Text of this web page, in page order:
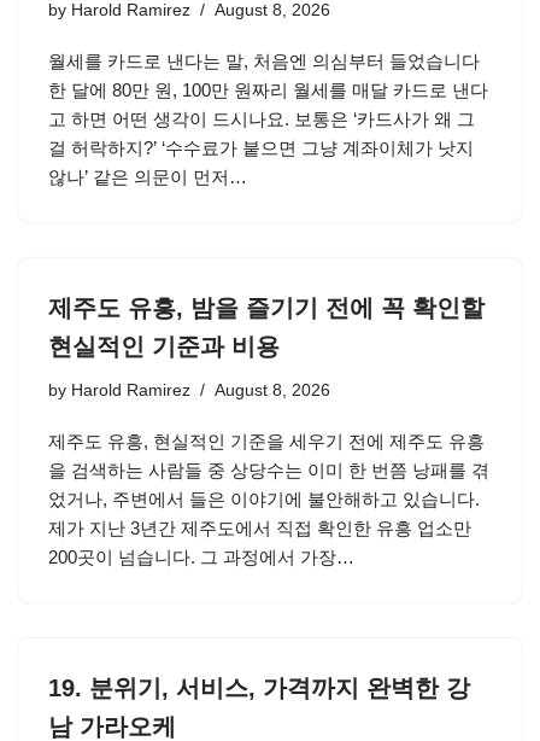
by Harold Ramirez August 8, 2026
월세를 카드로 낸다는 말, 처음엔 의심부터 들었습니다
한 달에 80만 원, 100만 원짜리 월세를 매달 카드로 낸다
고 하면 어떤 생각이 드시나요. 보통은 ‘카드사가 왜 그
걸 허락하지?’ ‘수수료가 붙으면 그냥 계좌이체가 낫지
않나’ 같은 의문이 먼저…
제주도 유흥, 밤을 즐기기 전에 꼭 확인할
현실적인 기준과 비용
by Harold Ramirez August 8, 2026
제주도 유흥, 현실적인 기준을 세우기 전에 제주도 유흥
을 검색하는 사람들 중 상당수는 이미 한 번쯤 낭패를 겪
었거나, 주변에서 들은 이야기에 불안해하고 있습니다.
제가 지난 3년간 제주도에서 직접 확인한 유흥 업소만
200곳이 넘습니다. 그 과정에서 가장…
19. 분위기, 서비스, 가격까지 완벽한 강
남 가라오케